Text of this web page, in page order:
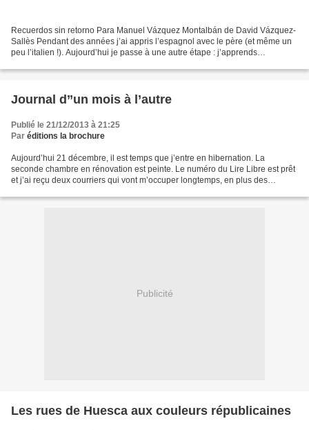
Recuerdos sin retorno Para Manuel Vázquez Montalbán de David Vázquez-
Sallès Pendant des années j’ai appris l’espagnol avec le père (et même un
peu l’italien !). Aujourd’hui je passe à une autre étape : j’apprends
Journal d’’un mois à l’autre
Publié le 21/12/2013 à 21:25
Par éditions la brochure
Aujourd’hui 21 décembre, il est temps que j’entre en hibernation. La
seconde chambre en rénovation est peinte. Le numéro du Lire Libre est prêt
et j’ai reçu deux courriers qui vont m’occuper longtemps, en plus des
Publicité
Les rues de Huesca aux couleurs républicaines